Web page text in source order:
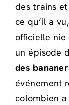
des trains
ce qu’il a
officielle nie
un épisode
des
événement
colombien